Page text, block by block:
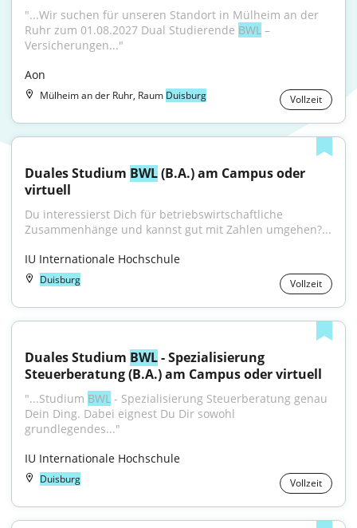
"...Wir suchen für unseren Standort in Mülheim an der
Ruhr zum 01.08.2027 Dual Studierende BWL –
Versicherungen..."
Aon
Mülheim an der Ruhr, Raum Duisburg Vollzeit
Duales Studium BWL (B.A.) am Campus oder
virtuell
Du interessierst Dich für betriebswirtschaftliche
Zusammenhänge und kannst gut mit Zahlen umgehen?...
IU Internationale Hochschule
Duisburg Vollzeit
Duales Studium BWL - Spezialisierung
Steuerberatung (B.A.) am Campus oder virtuell
"...Studium BWL - Spezialisierung Steuerberatung genau
Dein Ding. Dabei eignest Du Dir sowohl
grundlegendes..."
IU Internationale Hochschule
Duisburg Vollzeit